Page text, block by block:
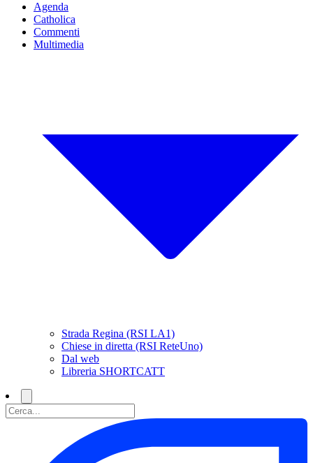
Agenda
Catholica
Commenti
Multimedia
Strada Regina (RSI LA1)
Chiese in diretta (RSI ReteUno)
Dal web
Libreria SHORTCATT